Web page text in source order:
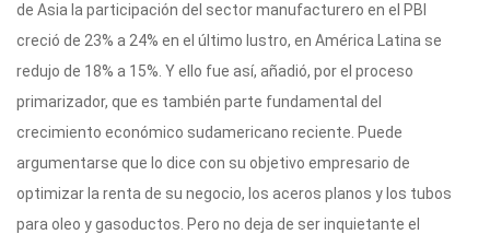
de Asia la participación del sector manufacturero en el PBI
creció de 23% a 24% en el último lustro, en América Latina se
redujo de 18% a 15%. Y ello fue así, añadió, por el proceso
primarizador, que es también parte fundamental del
crecimiento económico sudamericano reciente. Puede
argumentarse que lo dice con su objetivo empresario de
optimizar la renta de su negocio, los aceros planos y los tubos
para oleo y gasoductos. Pero no deja de ser inquietante el